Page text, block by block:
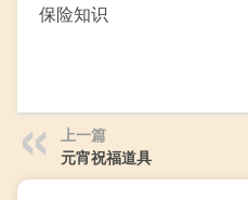
保险知识
上一篇
元宵祝福道具